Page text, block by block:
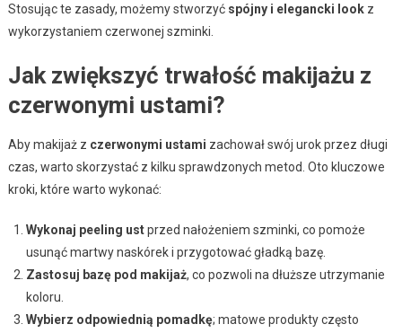
Stosując te zasady, możemy stworzyć spójny i elegancki lookz
wykorzystaniem czerwonej szminki.
Jak zwiększyć trwałość makijażu z
czerwonymi ustami?
Aby makijaż z czerwonymi ustami zachował swój urok przez długi
czas, warto skorzystać z kilku sprawdzonych metod. Oto kluczowe
kroki, które warto wykonać:
Wykonaj peeling ustprzed nałożeniem szminki, co pomoże
usunąć martwy naskórek i przygotować gładką bazę.
Zastosuj bazę pod makijaż, co pozwoli na dłuższe utrzymanie
koloru.
Wybierz odpowiednią pomadkę; matowe produkty często